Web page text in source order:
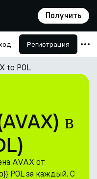
Получить
Регистрация
to POL
в
AVAX от
POL за каждый. С